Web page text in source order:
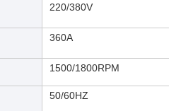
220/380V
360A
1500/1800RPM
50/60HZ